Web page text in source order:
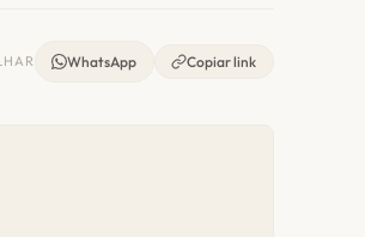
WhatsApp Copiar link